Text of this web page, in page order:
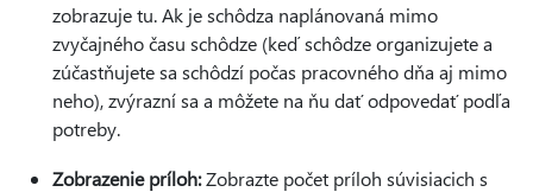
zobrazuje tu. Ak je schôdza naplánovaná mimo
zvyčajného času schôdze (keď schôdze organizujete a
zúčastňujete sa schôdzí počas pracovného dňa aj mimo
neho), zvýrazní sa a môžete na ňu dať odpovedať podľa
potreby.
Zobrazenie príloh:Zobrazte počet príloh súvisiacich s